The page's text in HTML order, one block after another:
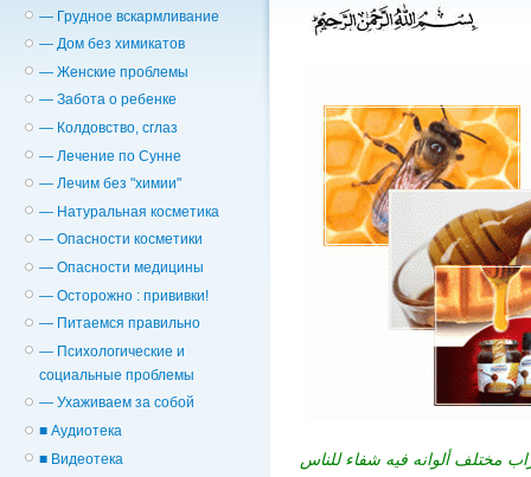
— Грудное вскармливание
— Дом без химикатов
— Женские проблемы
— Забота о ребенке
— Колдовство, сглаз
— Лечение по Сунне
— Лечим без "химии"
— Натуральная косметика
— Опасности косметики
— Опасности медицины
— Осторожно : прививки!
— Питаемся правильно
— Психологические и
cоциальные проблемы
— Ухаживаем за собой
■ Аудиотека
■ Видеотека
مختلف ألوانه فيه شفاء للناس